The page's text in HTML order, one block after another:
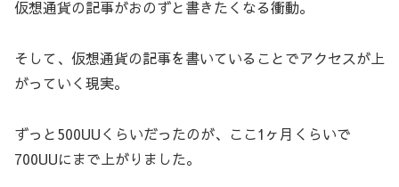
仮想通貨の記事がおのずと書きたくなる衝動。
そして、仮想通貨の記事を書いていることでアクセスが上
がっていく現実。
ずっと500UUくらいだったのが、ここ1ヶ月くらいで
700UUにまで上がりました。